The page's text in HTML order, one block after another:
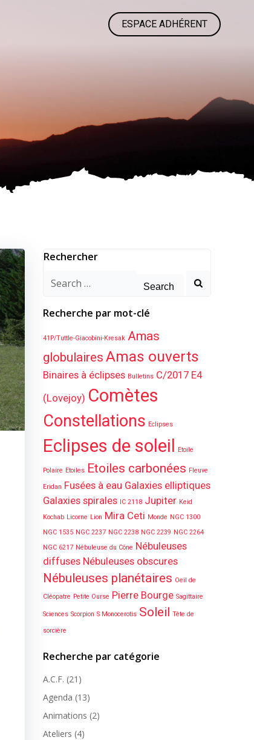
ESPACE ADHÉRENT
Rechercher
Search
Recherche par mot-clé
41P/Tuttle-Giacobini-Kresak Amas
globulaires Amas ouverts
Binaires à éclipses Bulletins C/2017 E4
(Lovejoy) Comètes
Constellations Eclipses
Eclipses de soleil Etoile
Polaire Etoiles Etoiles carbonées Fleuve
Eridan Fusées à eau Galaxies elliptiques
Galaxies spirales IC 2118 Jupiter Keid
Kochab Licorne Lion Mira Ceti Monde NGC 1300
NGC 1535 NGC 2237 NGC 2238 NGC 2239 NGC 2264
NGC 6217 Nébuleuse du Cône Nébuleuses
diffuses Nébuleuses obscures
Nébuleuses planétaires Oeil de
Cléopatre Petite Ourse Pierre Bourge Sagittaire
Sciences Scorpion S Monocerotis Soleil Tête de
sorcière
Recherche par catégorie
A.C.F. (21)
Agenda (13)
Animations (2)
Ateliers (4)